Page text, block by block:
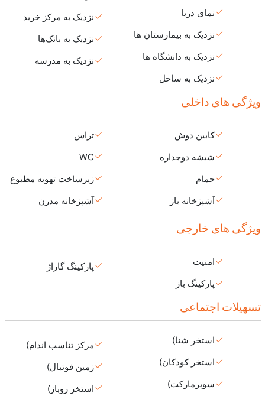
نمای دریا
نزدیک به بیمارستان ها
نزدیک به دانشگاه ها
نزدیک به ساحل
نزدیک به مرکز خرید
نزدیک به بانک‌ها
نزدیک به مدرسه
ویژگی های داخلی
کابین دوش
شیشه دوجداره
حمام
آشپزخانه باز
تراس
WC
زیرساخت تهویه مطبوع
آشپزخانه مدرن
ویژگی های خارجی
امنیت
پارکینگ باز
پارکینگ گاراژ
تسهیلات اجتماعی
استخر شنا)
استخر کودکان)
سوپرمارکت)
مرکز تناسب اندام)
زمین فوتبال)
استخر روباز)